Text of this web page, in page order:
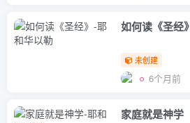
如何读《圣经》
未创建
6个月前
家庭就是神学